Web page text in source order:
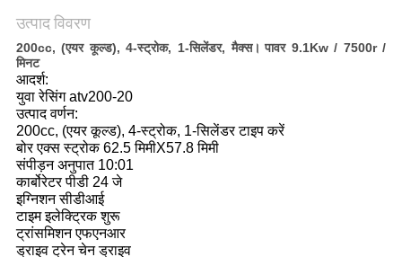
उत्पाद विवरण
200cc, (एयर कूल्ड), 4-स्ट्रोक, 1-सिलेंडर, मैक्स। पावर 9.1Kw / 7500r /
मिनट
आदर्श:
युवा रेसिंग atv200-20
उत्पाद वर्णन:
200cc, (एयर कूल्ड), 4-स्ट्रोक, 1-सिलेंडर टाइप करें
बोर एक्स स्ट्रोक 62.5 मिमीX57.8 मिमी
संपीड़न अनुपात 10:01
कार्बोरेटर पीडी 24 जे
इग्निशन सीडीआई
टाइम इलेक्ट्रिक शुरू
ट्रांसमिशन एफएनआर
ड्राइव ट्रेन चेन ड्राइव